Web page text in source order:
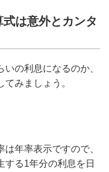
は意外とカンタ
の利息になるのか、
みましょう。
年率表示ですので、
する1年分の利息を日